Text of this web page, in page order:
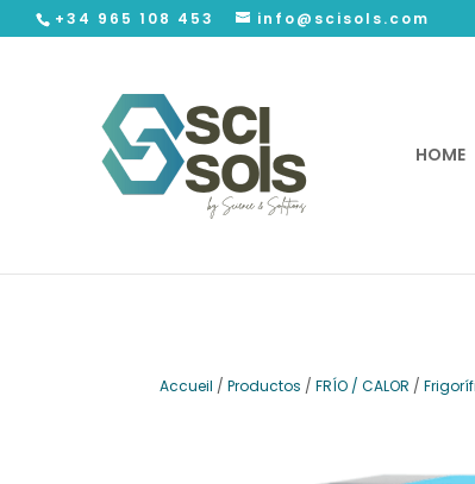
+34 965 108 453 info@scisols.com
HOME
Accueil /Productos /FRÍO / CALOR /